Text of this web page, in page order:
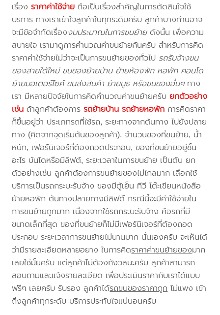
เรื่องราคาค่าใช้จ่าย ถือเป็นเรื่องสำคัญในการตัดสินใจใช้
บริการ ทางเราเข้าใจลูกค้าในทุกระดับครับ ลูกค้าบางท่านอาจ
จะมีข้อจำกัดเรื่องงบประมาณในการขนย้ายดังนั้น เพื่อความ
สบายใจ เรามาดูการคำนวณค่าขนย้ายกันครับ สำหรับการคิด
ราคาค่าใช้จ่ายไม่ว่าจะเป็นการขนย้ายของทั่วไป รถรับจ้างขน
ของสายใต้ใหม่ ขนของย้ายบ้าน ย้ายห้องพัก หอพัก คอนโด
ย้ายมอเตอร์ไซค์ ขนส่งสินค้า ย้ายบูธ หรือขนของอื่นๆทาง
เรา มีหลายปัจจัยในการคิดคำนวณค่าขนย้ายครับยกตัวอย่าง
เช่น ถ้าลูกค้าต้องการรถย้ายบ้าน รถย้ายหอพัก การคิดราคา
ก็ขึ้นอยู่ว่า ประเภทรถที่ใช้รถ, ระยะทางจากต้นทาง ไปยังปลาย
ทาง (คิดจากจุดเริ่มต้นของลูกค้า), จำนวนของที่ขนย้าย, น้ำ
หนัก, เฟอร์นิเจอร์ที่ต้องถอดประกอบ, ของที่ขนย้ายอยู่ชั้น
อะไร บันไดหรือมีลิฟต์, ระยะเวลาในการขนย้าย เป็นต้น ยก
ตัวอย่างเช่น ลูกค้าต้องการขนย้ายของไม่ไกลมาก เลือกใช้
บริการเป็นรถกระบะรับจ้าง ของมีตู้เย็น ทีวี โต๊ะเขียนหนังสือ
ย้ายหอพัก ต้นทางปลายทางมีลิฟต์ กรณีนี้จะมีค่าใช้จ่ายใน
การขนย้ายถูกมาก เนื่องจากใช้รถกระบะรับจ้าง คือรถที่มี
ขนาดเล็กที่สุด ของที่ขนย้ายก็ไม่มีเฟอร์นิเจอร์ที่ต้องถอด
ประกอบ ระยะเวลาการขนย้ายไม่นานมาก นั่นเองครับ จะเห็นได้
ว่ามีรายละเอียดหลายอยาง ในการคิดราคาค่าขนย้ายของมาก
เลยใช่มั้ยครับ แต่ลูกค้าไม่ต้องกังวลนะครับ ลูกค้าสามารถ
สอบถามและแจ้งรายละเอียด เพื่อประเมินราคากับเราได้แบบ
ฟรีๆ เลยครับ รับรอง ลูกค้าได้รถขนของราคาถูกไม่แพง เข้า
ถึงลูกค้าทุกระดับ บริการประทับใจแน่นอนครับ